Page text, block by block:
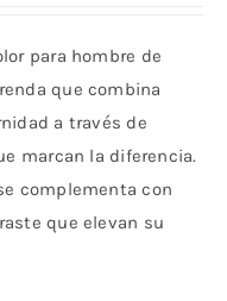
en
es:
$ 75.600.
para hombre de
que combina
a través de
marcan la diferencia.
complementa con
que elevan su